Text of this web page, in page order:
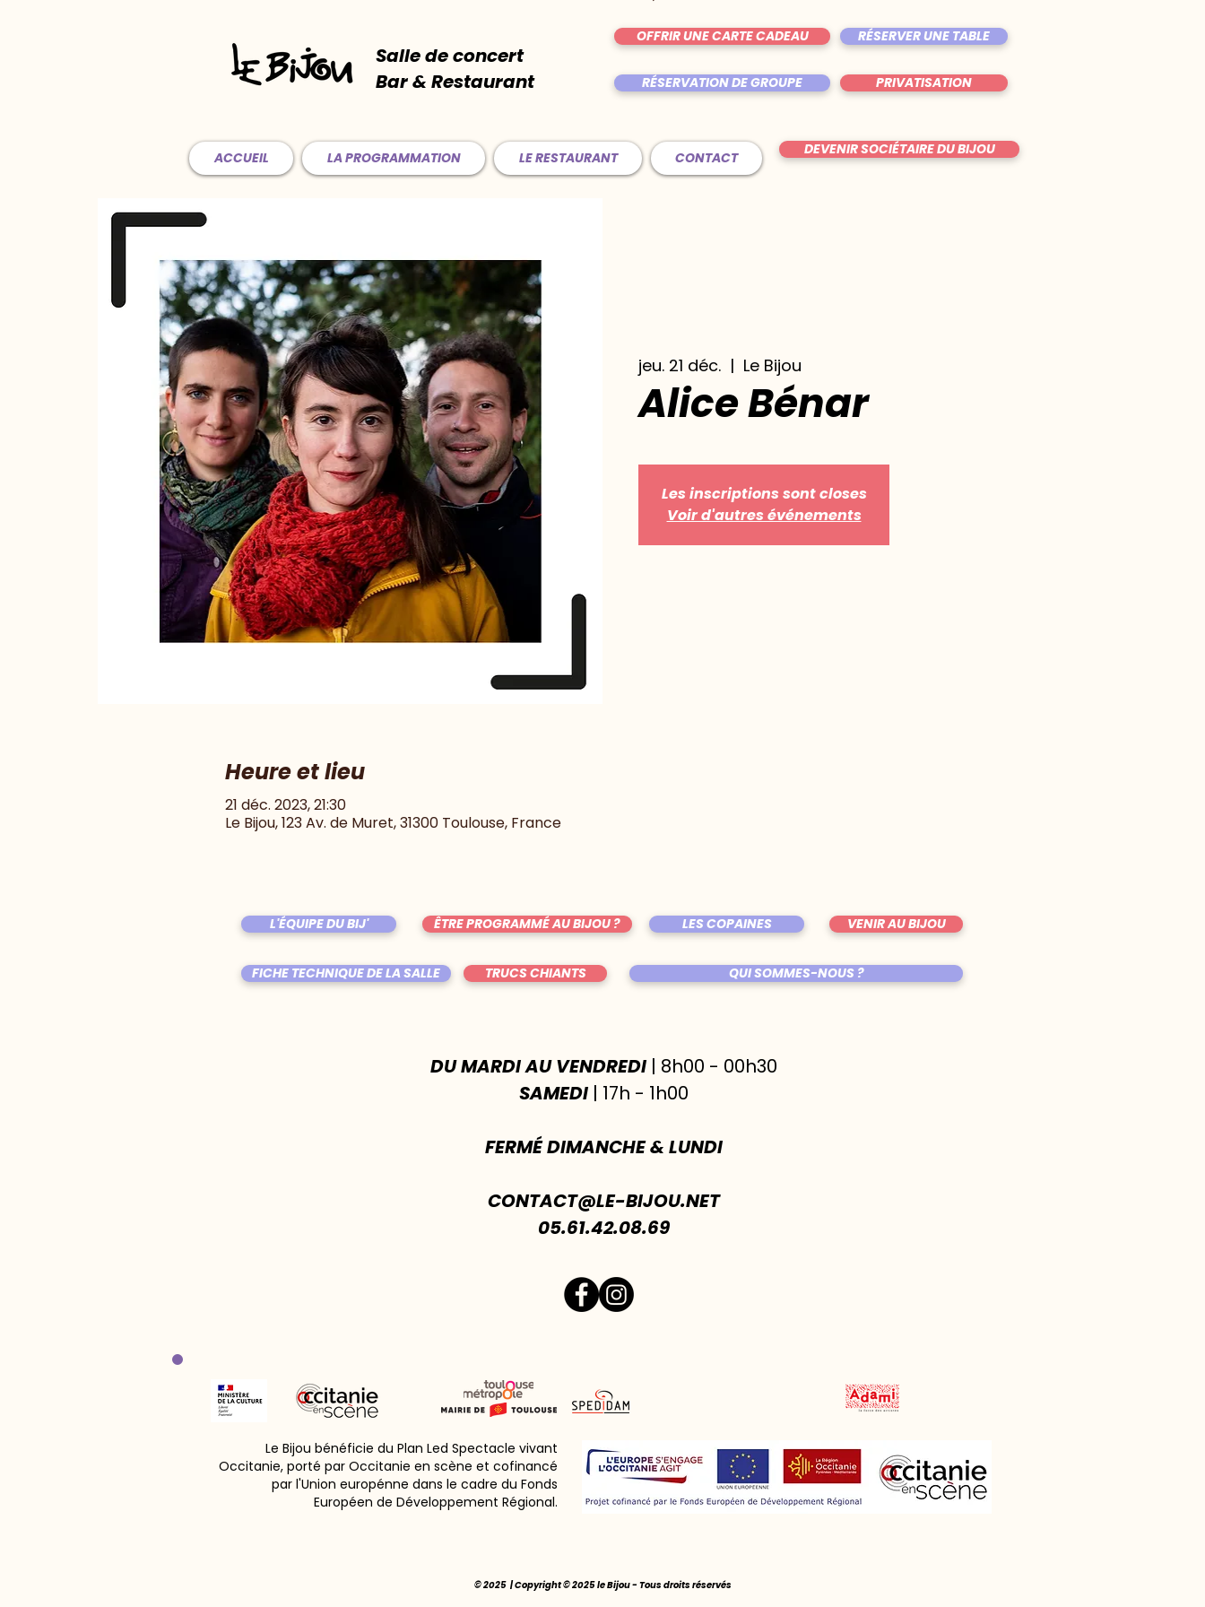
Salle de concert
Bar & Restaurant
OFFRIR UNE CARTE CADEAU RÉSERVER UNE TABLE
RÉSERVATION DE GROUPE PRIVATISATION
ACCUEIL LA PROGRAMMATION LE RESTAURANT CONTACT DEVENIR SOCIÉTAIRE DU BIJOU
jeu. 21 déc.
  |
Le Bijou
Alice Bénar
Les inscriptions sont closes
Voir d'autres événements
Heure et lieu
21 déc. 2023, 21:30
Le Bijou, 123 Av. de Muret, 31300 Toulouse, France
L'ÉQUIPE DU BIJ' ÊTRE PROGRAMMÉ AU BIJOU ? LES COPAINES VENIR AU BIJOU
FICHE TECHNIQUE DE LA SALLE TRUCS CHIANTS QUI SOMMES-NOUS ?
DU MARDI AU VENDREDI| 8h00 - 00h30
SAMEDI| 17h - 1h00
FERMÉ DIMANCHE & LUNDI
CONTACT@LE-BIJOU.NET
05.61.42.08.69
Le Bijou bénéficie du Plan Led Spectacle vivant
Occitanie, porté par Occitanie en scène et cofinancé
par l'Union europénne dans le cadre du Fonds
Européen de Développement Régional.
© 2025 | Copyright © 2025 le Bijou - Tous droits réservés